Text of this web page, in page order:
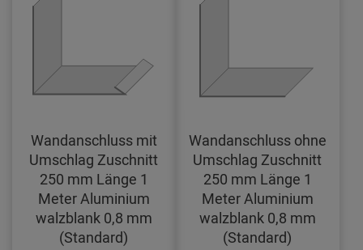
Wandanschluss mit
Umschlag Zuschnitt
250 mm Länge 1
Meter Aluminium
walzblank 0,8 mm
(Standard)
Wandanschluss ohne
Umschlag Zuschnitt
250 mm Länge 1
Meter Aluminium
walzblank 0,8 mm
(Standard)